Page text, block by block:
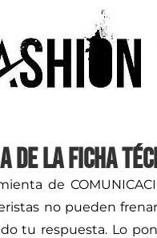
la FICHA
de
no pueden
tu respuesta. Lo